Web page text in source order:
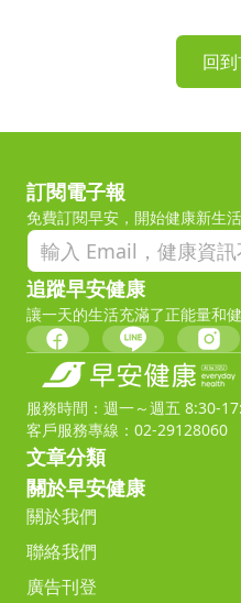
回
訂閱電子報
免費訂閱早安，開始健康新生活
追蹤早安健康
讓一天的生活充滿了正能量和
服務時間：週一～週五 8:30-
客戶服務專線：02-29128060
文章分類
關於早安健康
關於我們
聯絡我們
廣告刊登